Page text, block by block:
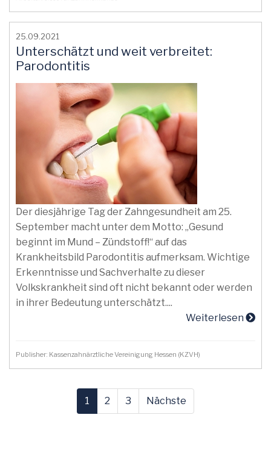
25.09.2021
Unterschätzt und weit verbreitet:
Parodontitis
Der diesjährige Tag der Zahngesundheit am 25.
September macht unter dem Motto: „Gesund
beginnt im Mund – Zündstoff!“ auf das
Krankheitsbild Parodontitis aufmerksam. Wichtige
Erkenntnisse und Sachverhalte zu dieser
Volkskrankheit sind oft nicht bekannt oder werden
in ihrer Bedeutung unterschätzt....
Weiterlesen
Publisher: Kassenzahnärztliche Vereinigung Hessen (KZVH)
1 2 3 Nächste